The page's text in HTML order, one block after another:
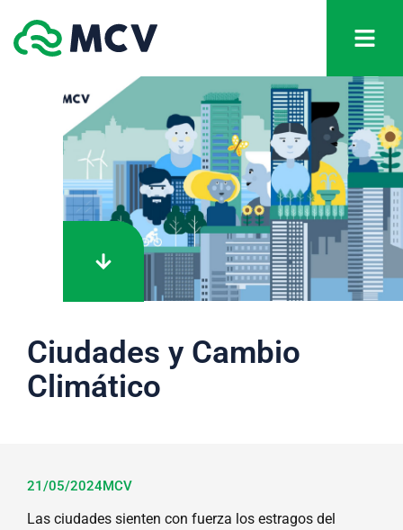
Ciudades y Cambio
Climático
21/05/2024MCV
Las ciudades sienten con fuerza los estragos del